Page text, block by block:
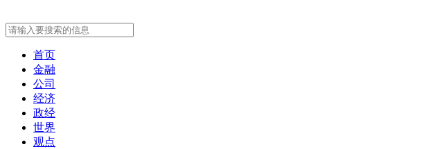
首页
金融
公司
经济
政经
世界
观点